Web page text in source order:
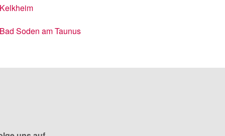
Kelkheim
Bad Soden am Taunus